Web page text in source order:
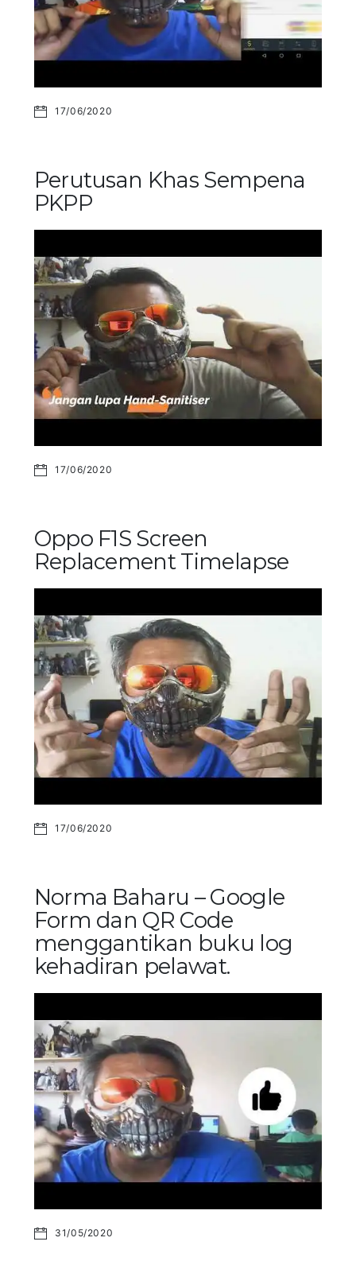
17/06/2020
Perutusan Khas Sempena
PKPP
17/06/2020
Oppo F1S Screen
Replacement Timelapse
17/06/2020
Norma Baharu – Google
Form dan QR Code
menggantikan buku log
kehadiran pelawat.
31/05/2020